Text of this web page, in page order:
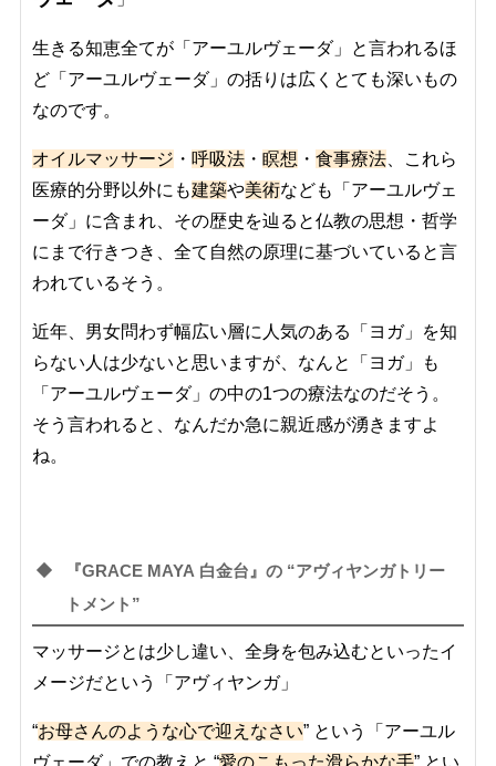
生きる知恵全てが「アーユルヴェーダ」と言われるほ
ど「アーユルヴェーダ」の括りは広くとても深いもの
なのです。
オイルマッサージ ・ 呼吸法・ 瞑想 ・ 食事療法、これら
医療的分野以外にも建築や美術なども「アーユルヴェ
ーダ」に含まれ、その歴史を辿ると仏教の思想・哲学
にまで行きつき、全て自然の原理に基づいていると言
われているそう。
近年、男女問わず幅広い層に人気のある「ヨガ」を知
らない人は少ないと思いますが、なんと「ヨガ」も
「アーユルヴェーダ」の中の1つの療法なのだそう。
そう言われると、なんだか急に親近感が湧きますよ
ね。
『GRACE MAYA 白金台』の “アヴィヤンガトリー
トメント”
マッサージとは少し違い、全身を包み込むといったイ
メージだという「アヴィヤンガ」
“お母さんのような心で迎えなさい” という「アーユル